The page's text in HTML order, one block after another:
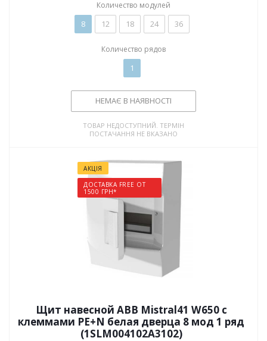
Количество модулей
8 12 18 24 36
Количество рядов
1
НЕМАЄ В НАЯВНОСТІ
ТОВАР НЕДОСТУПНИЙ. ТЕРМІН
ПОСТАЧАННЯ НЕ ВКАЗАНО
АКЦІЯ
ДОСТАВКА FREE ОТ
1500 ГРН*
Щит навесной ABB Mistral41 W650 с
клеммами PE+N белая дверца 8 мод 1 ряд
(1SLM004102A3102)